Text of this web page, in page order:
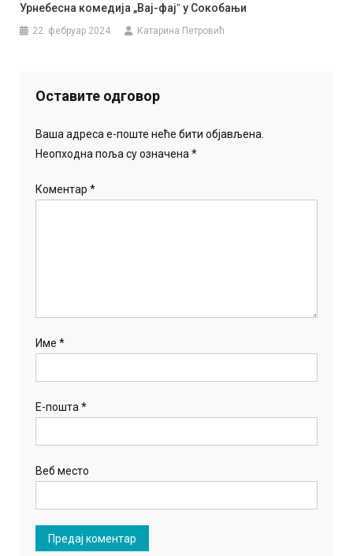
Урнебесна комедија „Вај-фајˮ у Сокобањи
22. фебруар 2024. Катарина Петровић
Оставите одговор
Ваша адреса е-поште неће бити објављена.
Неопходна поља су означена*
Коментар*
Име*
Е-пошта*
Веб место